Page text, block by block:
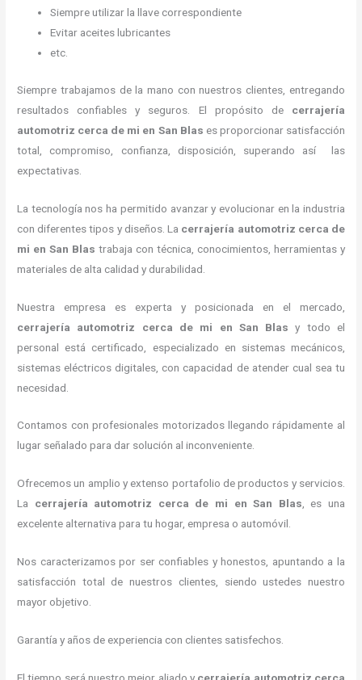
Siempre utilizar la llave correspondiente
Evitar aceites lubricantes
etc.
Siempre trabajamos de la mano con nuestros clientes, entregando
resultados confiables y seguros. El propósito de cerrajería
automotriz cerca de mi en San Blas es proporcionar satisfacción
total, compromiso, confianza, disposición, superando así las
expectativas.
La tecnología nos ha permitido avanzar y evolucionar en la industria
con diferentes tipos y diseños. La cerrajería automotriz cerca de
mi en San Blas trabaja con técnica, conocimientos, herramientas y
materiales de alta calidad y durabilidad.
Nuestra empresa es experta y posicionada en el mercado,
cerrajería automotriz cerca de mi en San Blas y todo el
personal está certificado, especializado en sistemas mecánicos,
sistemas eléctricos digitales, con capacidad de atender cual sea tu
necesidad.
Contamos con profesionales motorizados llegando rápidamente al
lugar señalado para dar solución al inconveniente.
Ofrecemos un amplio y extenso portafolio de productos y servicios.
La cerrajería automotriz cerca de mi en San Blas, es una
excelente alternativa para tu hogar, empresa o automóvil.
Nos caracterizamos por ser confiables y honestos, apuntando a la
satisfacción total de nuestros clientes, siendo ustedes nuestro
mayor objetivo.
Garantía y años de experiencia con clientes satisfechos.